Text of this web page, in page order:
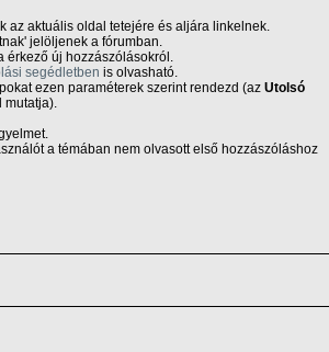
az aktuális oldal tetejére és aljára linkelnek.
jelöljenek a fórumban.
érkező új hozzászólásokról.
segédletben is olvasható.
ezen paraméterek szerint rendezd (az Utolsó
mutatja).
a témában nem olvasott első hozzászóláshoz